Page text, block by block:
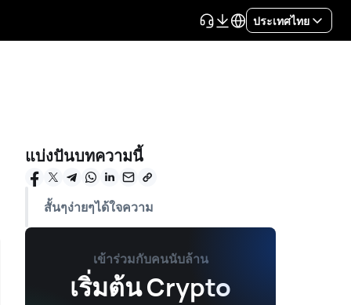
ประเทศไทย
แบ่งปันบทความนี้
สั้นๆง่ายๆได้ใจความ
เข้าร่วมกับคนนับล้าน
เริ่มต้น Crypto